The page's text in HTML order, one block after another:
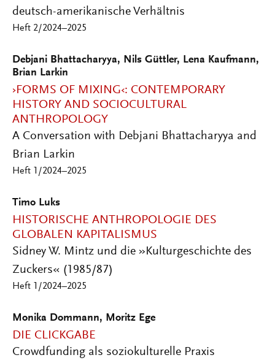
deutsch-amerikanische Verhältnis
Heft 2/2024–2025
Debjani Bhattacharyya, Nils Güttler, Lena Kaufmann,
Brian Larkin
›FORMS OF MIXING‹: CONTEMPORARY
HISTORY AND SOCIOCULTURAL
ANTHROPOLOGY
A Conversation with Debjani Bhattacharyya and
Brian Larkin
Heft 1/2024–2025
Timo Luks
HISTORISCHE ANTHROPOLOGIE DES
GLOBALEN KAPITALISMUS
Sidney W. Mintz und die »Kulturgeschichte des
Zuckers« (1985/87)
Heft 1/2024–2025
Monika Dommann, Moritz Ege
DIE CLICKGABE
Crowdfunding als soziokulturelle Praxis